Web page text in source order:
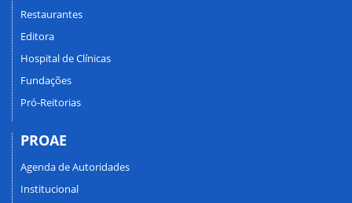
Restaurantes
Editora
Hospital de Clínicas
Fundações
Pró-Reitorias
PROAE
Agenda de Autoridades
Institucional